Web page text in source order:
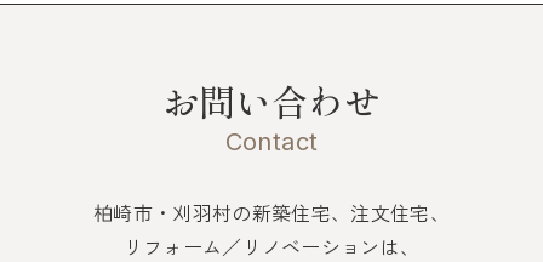
お問い合わせ
Contact
柏崎市・刈羽村の新築住宅、注文住宅、
リフォーム／リノベーションは、